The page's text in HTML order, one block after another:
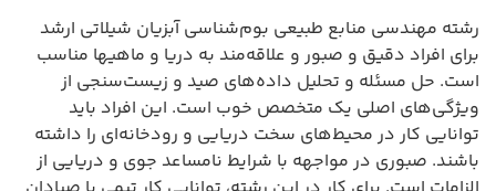
رشته مهندسی منابع طبیعی بوم‌شناسی آبزیان شیلاتی ارشد
برای افراد دقیق و صبور و علاقه‌مند به دریا و ماهیها مناسب
است. حل مسئله و تحلیل داده‌های صید و زیست‌سنجی از
ویژگی‌های اصلی یک متخصص خوب است. این افراد باید
توانایی کار در محیط‌های سخت دریایی و رودخانه‌ای را داشته
باشند. صبوری در مواجهه با شرایط نامساعد جوی و دریایی از